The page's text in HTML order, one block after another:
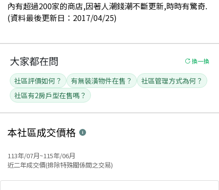
內有超過200家的商店,因著人潮錢潮不斷更新,時時有驚奇.
(資料最後更新日：2017/04/25)
大家都在問 換一換
社區評價如何？ 有無裝潢物件在售？
社區管理方式為何？
社區有2房戶型在售嗎？
本社區成交價格
113年/07月~115年/06月
近二年成交價(排除特殊關係間之交易)